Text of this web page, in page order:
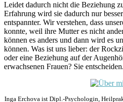
Leidet dadurch nicht die Beziehung
Erfahrung wird sie dadurch nur
entspannter. Wir verstehen, dass
konnte, weil ihre Mutter es nicht
können es anders und dann wird es
können. Was ist uns lieber: der
oder eine Beziehung auf der
erwachsenen Frauen? Sie entscheiden.
Inga Erchova ist Dipl.-Psychologin,